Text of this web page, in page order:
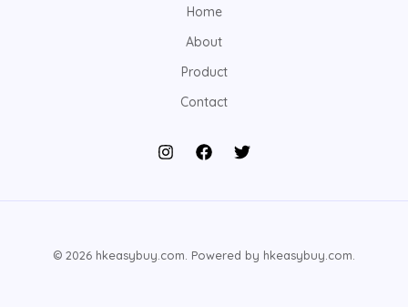
Home
About
Product
Contact
© 2026 hkeasybuy.com. Powered by hkeasybuy.com.